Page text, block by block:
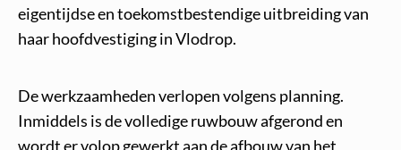
eigentijdse en toekomstbestendige uitbreiding van
haar hoofdvestiging in Vlodrop.
De werkzaamheden verlopen volgens planning.
Inmiddels is de volledige ruwbouw afgerond en
wordt er volop gewerkt aan de afbouw van het